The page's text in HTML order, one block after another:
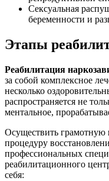
Сексуальная
беременности и
Этапы
Реабилитация
за собой комплексное
несколько
распространяется не
ментальное,
Осуществить
процедуру
профессиональных
реабилитационного
себя: